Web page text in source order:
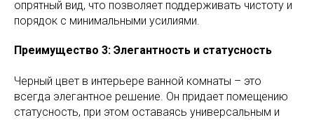
опрятный вид, что позволяет поддерживать чистоту и
порядок с минимальными усилиями.
Преимущество 3: Элегантность и статусность
Черный цвет в интерьере ванной комнаты – это
всегда элегантное решение. Он придает помещению
статусность, при этом оставаясь универсальным и